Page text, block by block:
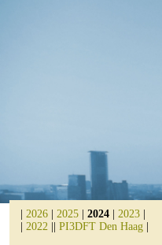
2026 2025 2024 2023
2022 PI3DFT Den Haag